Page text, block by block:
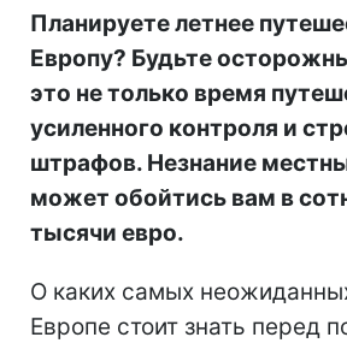
Планируете летнее
Европу? Будьте
это не только время
усиленного контроля и
штрафов. Незнание
может обойтись вам в
тысячи евро.
О каких самых
Европе стоит знать перед